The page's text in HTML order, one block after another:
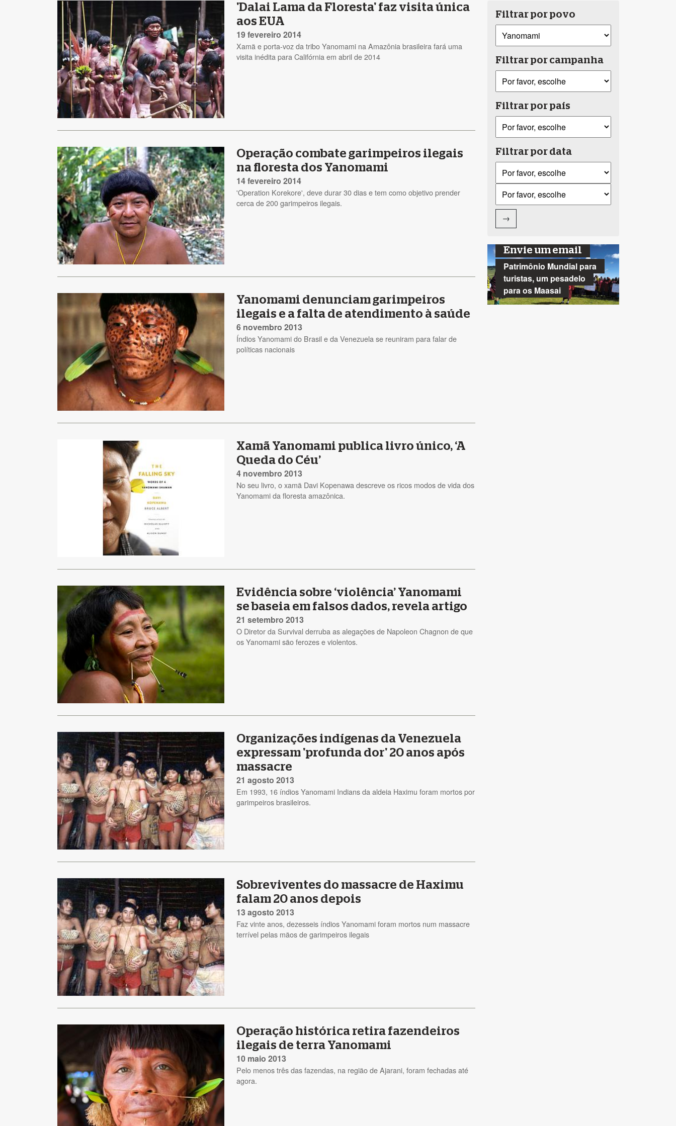
'Dalai Lama da Floresta' faz visita única
aos EUA
19 fevereiro 2014
Xamã e porta-voz da tribo Yanomami na Amazônia brasileira fará uma
visita inédita para Califórnia em abril de 2014
Operação combate garimpeiros ilegais
na floresta dos Yanomami
14 fevereiro 2014
'Operation Korekore', deve durar 30 dias e tem como objetivo prender
cerca de 200 garimpeiros ilegais.
Yanomami denunciam garimpeiros
ilegais e a falta de atendimento à saúde
6 novembro 2013
Índios Yanomami do Brasil e da Venezuela se reuniram para falar de
políticas nacionais
Xamã Yanomami publica livro único, ‘A
Queda do Céu’
4 novembro 2013
No seu livro, o xamã Davi Kopenawa descreve os ricos modos de vida dos
Yanomami da floresta amazônica.
Evidência sobre ‘violência’ Yanomami
se baseia em falsos dados, revela artigo
21 setembro 2013
O Diretor da Survival derruba as alegações de Napoleon Chagnon de que
os Yanomami são ferozes e violentos.
Organizações indígenas da Venezuela
expressam 'profunda dor' 20 anos após
massacre
21 agosto 2013
Em 1993, 16 índios Yanomami Indians da aldeia Haximu foram mortos por
garimpeiros brasileiros.
Sobreviventes do massacre de Haximu
falam 20 anos depois
13 agosto 2013
Faz vinte anos, dezesseis índios Yanomami foram mortos num massacre
terrível pelas mãos de garimpeiros ilegais
Operação histórica retira fazendeiros
ilegais de terra Yanomami
10 maio 2013
Pelo menos três das fazendas, na região de Ajarani, foram fechadas até
agora.
Filtrar por povo
Filtrar por campanha
Filtrar por país
Filtrar por data
→
Envie um email
Patrimônio Mundial para
turistas, um pesadelo
para os Maasai